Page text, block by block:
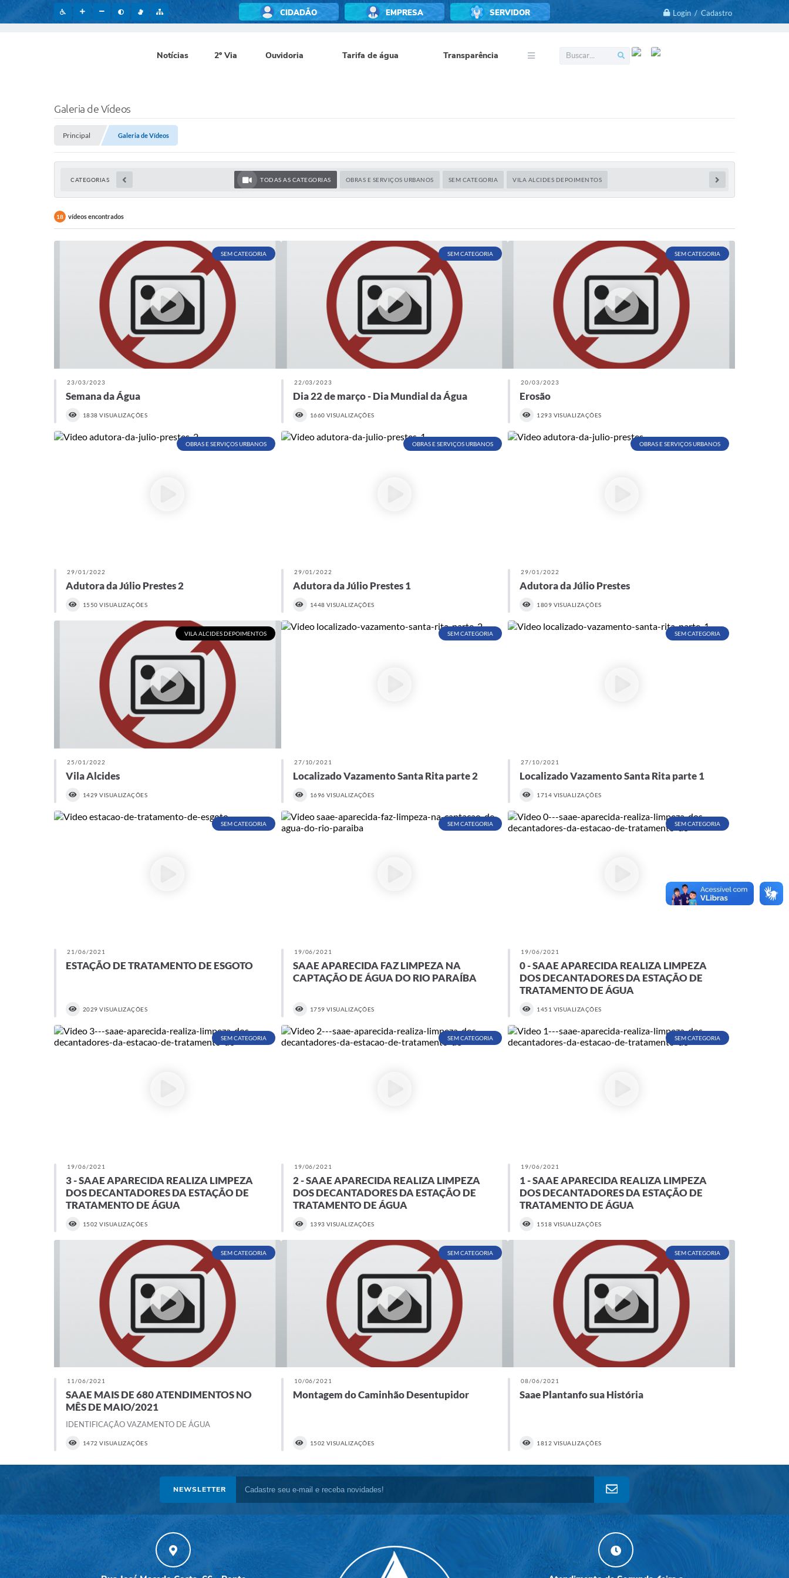
Login / Cadastro
CIDADÃO EMPRESA SERVIDOR
Notícias 2º Via Ouvidoria Tarifa de água Transparência
Galeria de Vídeos
Principal Galeria de Vídeos
CATEGORIAS TODAS AS CATEGORIAS OBRAS E SERVIÇOS URBANOS SEM CATEGORIA VILA ALCIDES DEPOIMENTOS
18 vídeos encontrados
SEM CATEGORIA
23/03/2023
Semana da Água
1838 VISUALIZAÇÕES
SEM CATEGORIA
22/03/2023
Dia 22 de março - Dia Mundial da Água
1660 VISUALIZAÇÕES
SEM CATEGORIA
20/03/2023
Erosão
1293 VISUALIZAÇÕES
OBRAS E SERVIÇOS URBANOS
29/01/2022
Adutora da Júlio Prestes 2
1550 VISUALIZAÇÕES
OBRAS E SERVIÇOS URBANOS
29/01/2022
Adutora da Júlio Prestes 1
1448 VISUALIZAÇÕES
OBRAS E SERVIÇOS URBANOS
29/01/2022
Adutora da Júlio Prestes
1809 VISUALIZAÇÕES
VILA ALCIDES DEPOIMENTOS
25/01/2022
Vila Alcides
1429 VISUALIZAÇÕES
SEM CATEGORIA
27/10/2021
Localizado Vazamento Santa Rita parte 2
1696 VISUALIZAÇÕES
SEM CATEGORIA
27/10/2021
Localizado Vazamento Santa Rita parte 1
1714 VISUALIZAÇÕES
SEM CATEGORIA
21/06/2021
ESTAÇÃO DE TRATAMENTO DE ESGOTO
2029 VISUALIZAÇÕES
SEM CATEGORIA
19/06/2021
SAAE APARECIDA FAZ LIMPEZA NA
CAPTAÇÃO DE ÁGUA DO RIO PARAÍBA
1759 VISUALIZAÇÕES
SEM CATEGORIA
19/06/2021
0 - SAAE APARECIDA REALIZA LIMPEZA
DOS DECANTADORES DA ESTAÇÃO DE
TRATAMENTO DE ÁGUA
1451 VISUALIZAÇÕES
SEM CATEGORIA
19/06/2021
3 - SAAE APARECIDA REALIZA LIMPEZA
DOS DECANTADORES DA ESTAÇÃO DE
TRATAMENTO DE ÁGUA
1502 VISUALIZAÇÕES
SEM CATEGORIA
19/06/2021
2 - SAAE APARECIDA REALIZA LIMPEZA
DOS DECANTADORES DA ESTAÇÃO DE
TRATAMENTO DE ÁGUA
1393 VISUALIZAÇÕES
SEM CATEGORIA
19/06/2021
1 - SAAE APARECIDA REALIZA LIMPEZA
DOS DECANTADORES DA ESTAÇÃO DE
TRATAMENTO DE ÁGUA
1518 VISUALIZAÇÕES
SEM CATEGORIA
11/06/2021
SAAE MAIS DE 680 ATENDIMENTOS NO
MÊS DE MAIO/2021
IDENTIFICAÇÃO VAZAMENTO DE ÁGUA
1472 VISUALIZAÇÕES
SEM CATEGORIA
10/06/2021
Montagem do Caminhão Desentupidor
1502 VISUALIZAÇÕES
SEM CATEGORIA
08/06/2021
Saae Plantanfo sua História
1812 VISUALIZAÇÕES
NEWSLETTER